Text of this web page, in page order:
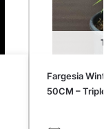
Fargesia
50CM –